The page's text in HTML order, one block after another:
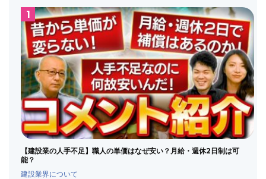
【建設業の人手不足】職人の単価はなぜ安い？月給・週休2日制は可
能？
建設業界について